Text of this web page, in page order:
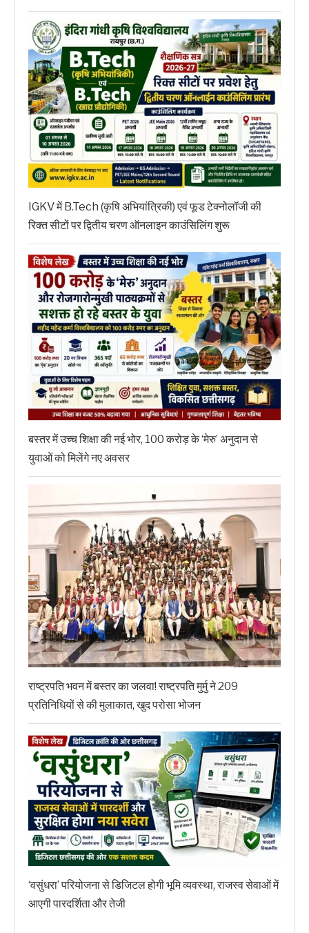
IGKV में B.Tech (कृषि अभियांत्रिकी) एवं फूड टेक्नोलॉजी की
रिक्त सीटों पर द्वितीय चरण ऑनलाइन काउंसिलिंग शुरू
बस्तर में उच्च शिक्षा की नई भोर, 100 करोड़ के ‘मेरु’ अनुदान से
युवाओं को मिलेंगे नए अवसर
राष्ट्रपति भवन में बस्तर का जलवा! राष्ट्रपति मुर्मु ने 209
प्रतिनिधियों से की मुलाकात, खुद परोसा भोजन
‘वसुंधरा’ परियोजना से डिजिटल होगी भूमि व्यवस्था, राजस्व सेवाओं में
आएगी पारदर्शिता और तेजी